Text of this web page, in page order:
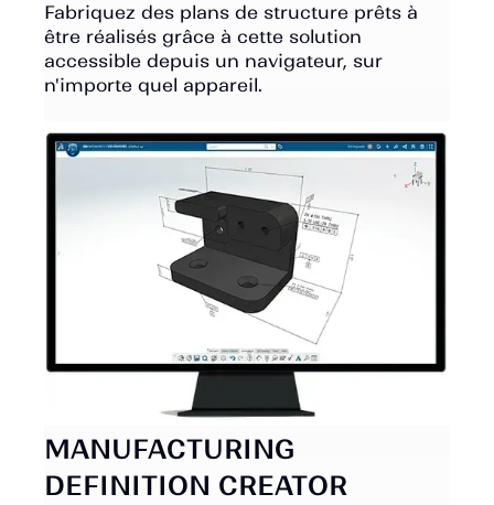
Fabriquez des plans de structure prêts à
être réalisés grâce à cette solution
accessible depuis un navigateur, sur
n'importe quel appareil.
MANUFACTURING
DEFINITION CREATOR